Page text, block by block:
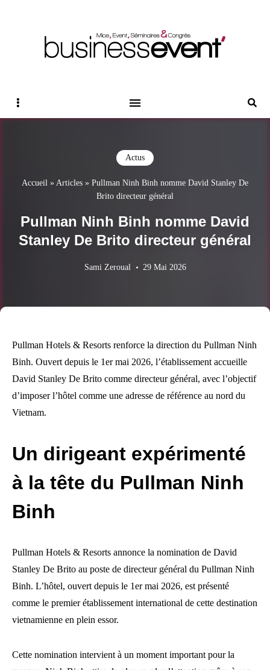
Sidebar
Actus
Accueil » Articles » Pullman Ninh Binh nomme David Stanley De
Brito directeur général
Pullman Ninh Binh nomme David
Stanley De Brito directeur général
Sami Zeroual 29 Mai 2026
Pullman Hotels & Resorts renforce la direction du Pullman Ninh
Binh. Ouvert depuis le 1er mai 2026, l’établissement accueille
David Stanley De Brito comme directeur général, avec l’objectif
d’imposer l’hôtel comme une adresse de référence au nord du
Vietnam.
Un dirigeant expérimenté
à la tête du Pullman Ninh
Binh
Pullman Hotels & Resorts annonce la nomination de David
Stanley De Brito au poste de directeur général du Pullman Ninh
Binh. L’hôtel, ouvert depuis le 1er mai 2026, est présenté
comme le premier établissement international de cette destination
vietnamienne en plein essor.
Cette nomination intervient à un moment important pour la